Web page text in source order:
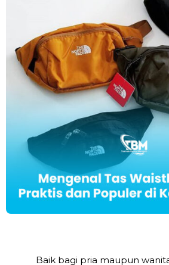
Baik bagi pria maupun